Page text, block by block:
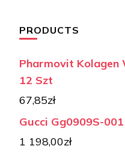
PRODUCTS
Pharmovit Kolagen
12 Szt
67,85zł
Gucci Gg0909S-001
1 198,00zł